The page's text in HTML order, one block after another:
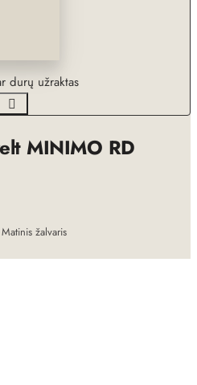
durų užraktas
MINIMO RD
žalvaris